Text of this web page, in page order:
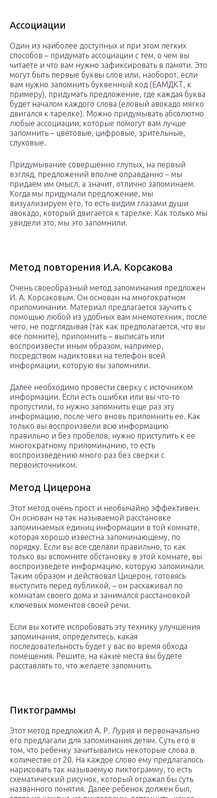
Ассоциации
Один из наиболее доступных и при этом легких
способов – придумать ассоциации с тем, о чем вы
читаете и что вам нужно зафиксировать в памяти. Это
могут быть первые буквы слов или, наоборот, если
вам нужно запомнить буквенный код (ЕАМДКТ, к
примеру), придумать предложение, где каждая буква
будет началом каждого слова (еловый авокадо мягко
двигался к тарелке). Можно придумывать абсолютно
любые ассоциации, которые помогут вам лучше
запомнить – цветовые, цифровые, зрительные,
слуховые.
Придумывание совершенно глупых, на первый
взгляд, предложений вполне оправданно – мы
придаем им смысл, а значит, отлично запоминаем.
Когда мы придумали предложение, мы
визуализируем его, то есть видим глазами души
авокадо, который двигается к тарелке. Как только мы
увидели это, мы это запомнили.
Метод повторения И.А. Корсакова
Очень своеобразный метод запоминания предложен
И. А. Корсаковым. Он основан на многократном
припоминании. Материал предлагается заучить с
помощью любой из удобных вам мнемотехник, после
чего, не подглядывая (так как предполагается, что вы
все помните), припомнить – выписать или
воспроизвести иным образом, например,
посредством надиктовки на телефон всей
информации, которую вы запомнили.
Далее необходимо провести сверку с источником
информации. Если есть ошибки или вы что-то
пропустили, то нужно запомнить еще раз эту
информацию, после чего вновь припомнить ее. Как
только вы воспроизвели всю информацию
правильно и без пробелов, нужно приступить к ее
многократному припоминанию, то есть
воспроизведению много раз без сверки с
первоисточником.
Метод Цицерона
Этот метод очень прост и необычайно эффективен.
Он основан на так называемой расстановке
запоминаемых единиц информации в той комнате,
которая хорошо известна запоминающему, по
порядку. Если вы все сделали правильно, то как
только вы вспомните обстановку в этой комнате, вы
воспроизведете информацию, которую запоминали.
Таким образом и действовал Цицерон, готовясь
выступить перед публикой, – он расхаживал по
комнатам своего дома и занимался расстановкой
ключевых моментов своей речи.
Если вы хотите испробовать эту технику улучшения
запоминания, определитесь, какая
последовательность будет у вас во время обхода
помещения. Решите, на какие места вы будете
расставлять то, что желаете запомнить.
Пиктограммы
Этот метод предложил А. Р. Лурия и первоначально
его предлагали для запоминания детям. Суть его в
том, что ребенку зачитывались некоторые слова в
количестве от 20. На каждое слово ему предлагалось
нарисовать так называемую пиктограмму, то есть
схематический рисунок, который отражал бы суть
названного понятия. Далее ребенок должен был,